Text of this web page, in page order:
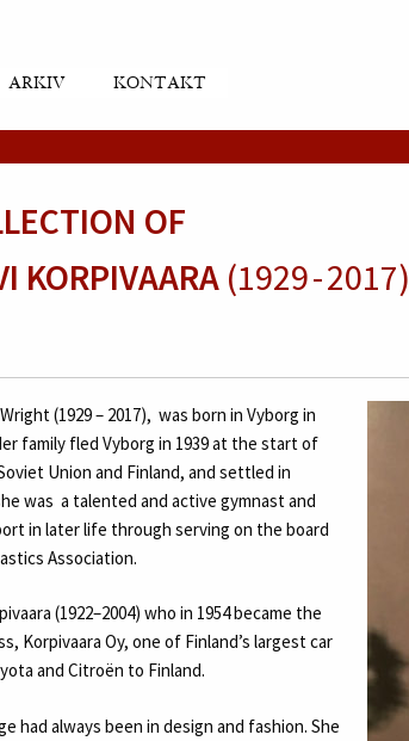
ARKIV KONTAKT
OF
KORPIVAARA(1929 - 2017)
(1929 – 2017), was born in Vyborg in
family fled Vyborg in 1939 at the start of
Union and Finland, and settled in
was a talented and active gymnast and
in later life through serving on the board
Association.
(1922–2004) who in 1954 became the
Korpivaara Oy, one of Finland’s largest car
and Citroën to Finland.
had always been in design and fashion. She